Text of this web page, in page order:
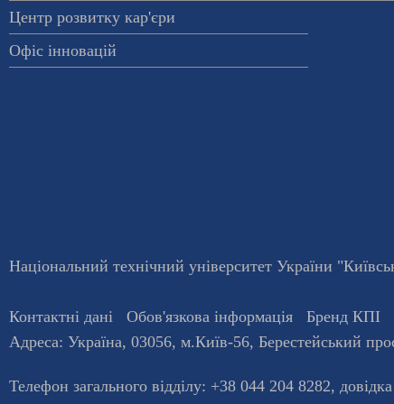
Центр розвитку кар'єри
Офіс інновацій
Національний технічний університет України
Контактні дані Обов'язкова інформація Бренд КПІ
Адреса: Україна, 03056, м.Київ-56, Берестейський
Телефон загального відділу: +38 044 204 8282,